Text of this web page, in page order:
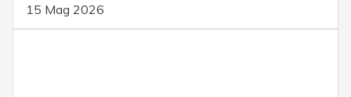
15 Mag 2026